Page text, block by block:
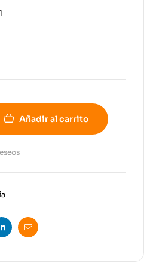
Añadir al carrito
Linkedin
Email